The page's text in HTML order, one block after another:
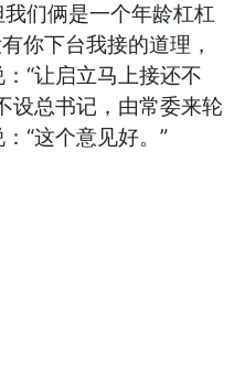
们俩是一个年龄杠杠
你下台我接的道理，
“让启立马上接还不
设总书记，由常委来轮
“这个意见好。”